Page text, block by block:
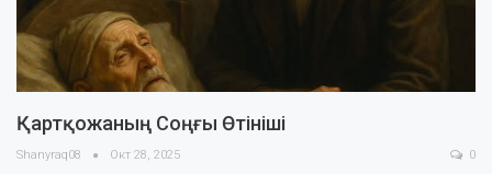
Қартқожаның Соңғы Өтініші
Shanyraq08 Окт 28, 2025 0